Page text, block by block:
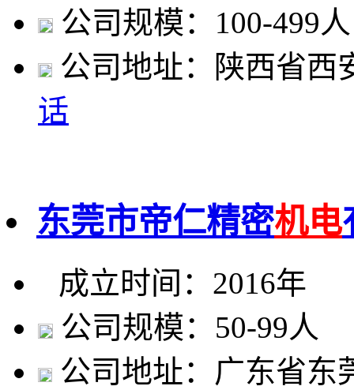
公司规模：100-499人
公司地址：陕西省西
话
东莞市帝仁精密机电
成立时间：2016年
公司规模：50-99人
公司地址：广东省东